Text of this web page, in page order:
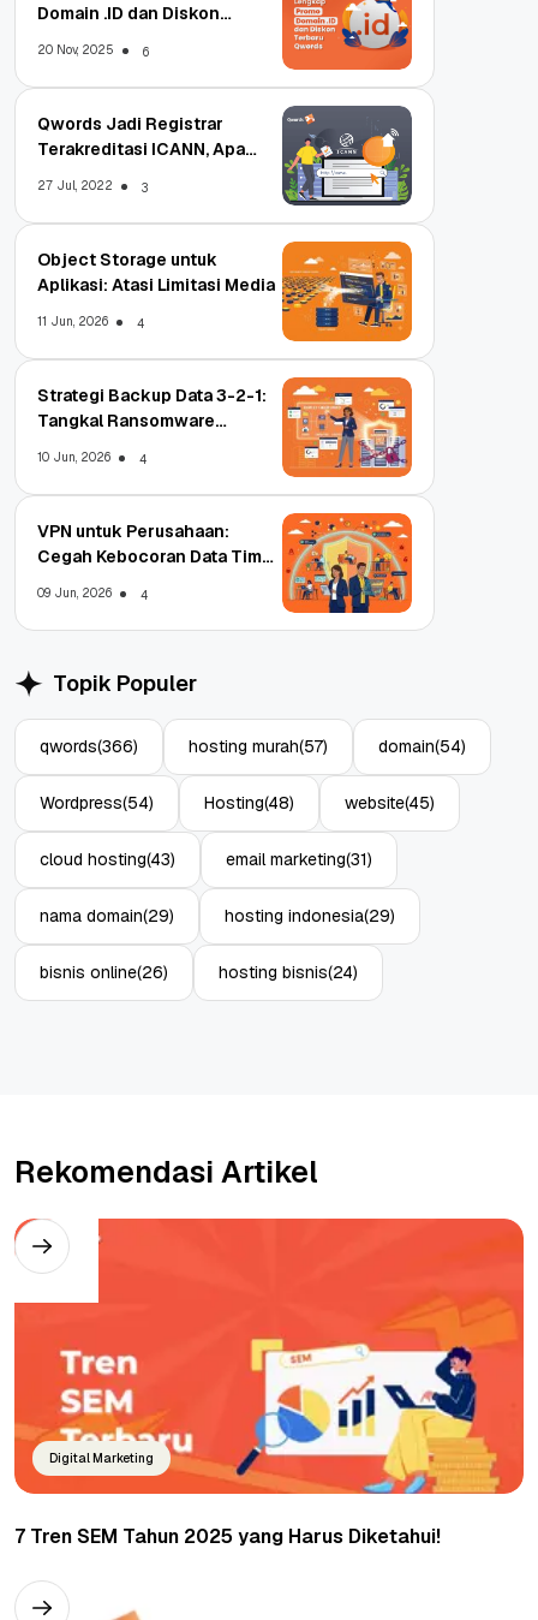
Domain .ID dan Diskon
20 Nov, 2025 6
Qwords Jadi Registrar
Terakreditasi ICANN, Apa
27 Jul, 2022 3
Object Storage untuk
Aplikasi: Atasi Limitasi Media
11 Jun, 2026 4
Strategi Backup Data 3-2-1:
Tangkal Ransomware
10 Jun, 2026 4
VPN untuk Perusahaan:
Cegah Kebocoran Data Tim
09 Jun, 2026 4
Topik Populer
qwords(366) hosting murah(57) domain(54)
Wordpress(54) Hosting(48) website(45)
cloud hosting(43) email marketing(31)
nama domain(29) hosting indonesia(29)
bisnis online(26) hosting bisnis(24)
Rekomendasi Artikel
Digital Marketing
7 Tren SEM Tahun 2025 yang Harus Diketahui!